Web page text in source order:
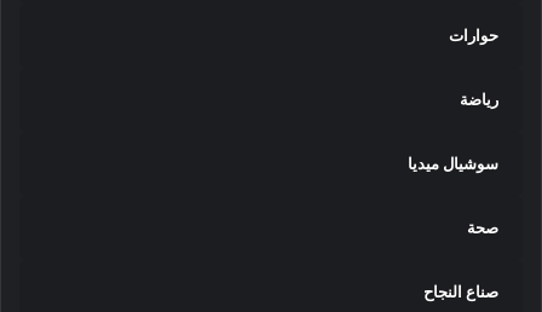
حوارات
رياضة
سوشيال ميديا
صحة
صناع النجاح